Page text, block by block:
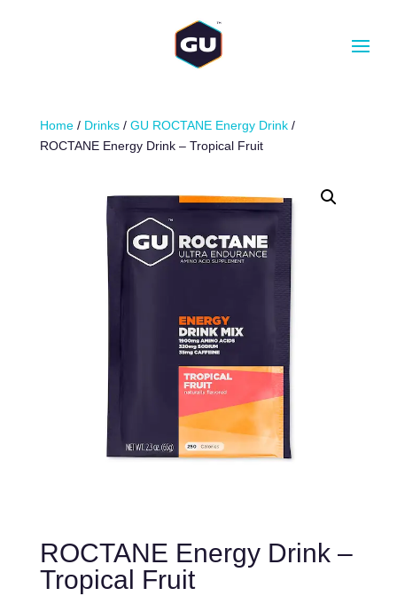
Home/ Drinks/ GU ROCTANE Energy Drink/
ROCTANE Energy Drink – Tropical Fruit
ROCTANE Energy Drink –
Tropical Fruit